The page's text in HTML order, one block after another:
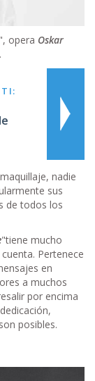
", opera Oskar
TI:
nadie
sus
de todos los
"tiene mucho
Pertenece
en
a muchos
por encima
posibles.